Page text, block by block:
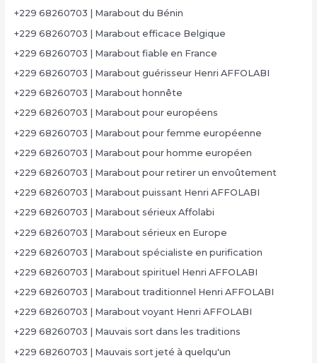
+229 68260703 | Marabout du Bénin
+229 68260703 | Marabout efficace Belgique
+229 68260703 | Marabout fiable en France
+229 68260703 | Marabout guérisseur Henri AFFOLABI
+229 68260703 | Marabout honnête
+229 68260703 | Marabout pour européens
+229 68260703 | Marabout pour femme européenne
+229 68260703 | Marabout pour homme européen
+229 68260703 | Marabout pour retirer un envoûtement
+229 68260703 | Marabout puissant Henri AFFOLABI
+229 68260703 | Marabout sérieux Affolabi
+229 68260703 | Marabout sérieux en Europe
+229 68260703 | Marabout spécialiste en purification
+229 68260703 | Marabout spirituel Henri AFFOLABI
+229 68260703 | Marabout traditionnel Henri AFFOLABI
+229 68260703 | Marabout voyant Henri AFFOLABI
+229 68260703 | Mauvais sort dans les traditions
+229 68260703 | Mauvais sort jeté à quelqu'un